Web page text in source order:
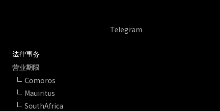
Telegram
法律事务
营业期限
Comoros
Mauiritus
SouthAfrica